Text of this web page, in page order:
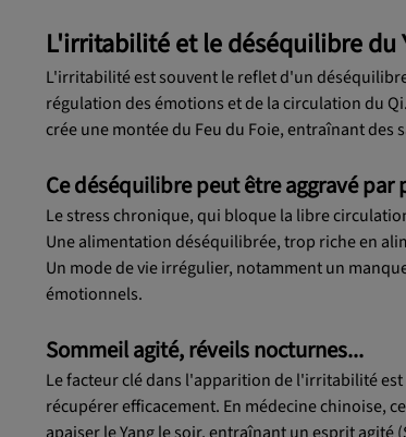
L'irritabilité et le déséquilibre du
L'irritabilité est souvent le reflet d'un
régulation des émotions et de la circulation du
crée une montée du Feu du Foie, entraînant
Ce déséquilibre peut être aggravé par
Le stress chronique, qui bloque la libre
Une alimentation déséquilibrée, trop riche en
Un mode de vie irrégulier, notamment un
émotionnels.
Sommeil agité, réveils nocturnes...
Le facteur clé dans l'apparition de l'irritabilité
récupérer efficacement. En médecine chinoise,